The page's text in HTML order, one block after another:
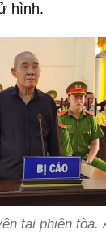
hình.
tại phiên tòa.